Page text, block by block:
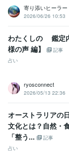
認定レイキティー
ヒーリング
スピリチュアル
チャネリング
ヒー
寄り添いヒーラ
2026/06/26 10:53
わたくしの 鑑定
様の声 編】
記事
占い
ryosconnect
2026/05/13 22:36
オーストラリアの
文化とは？自然・
「整う...
記事
占い